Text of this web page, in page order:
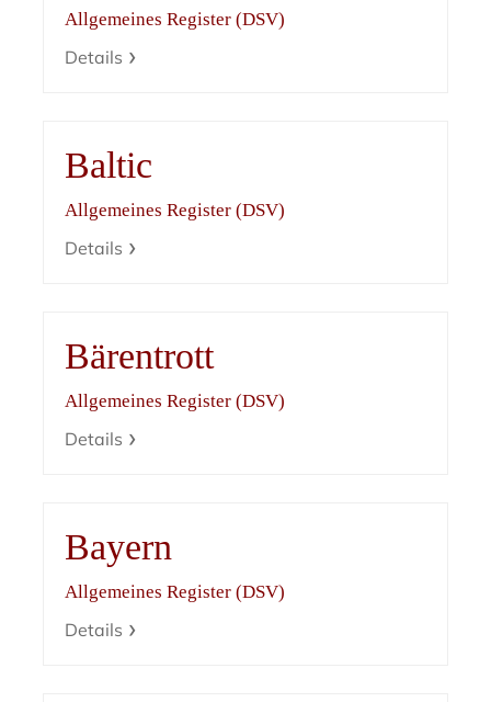
Allgemeines Register (DSV)
Details
Baltic
Allgemeines Register (DSV)
Details
Bärentrott
Allgemeines Register (DSV)
Details
Bayern
Allgemeines Register (DSV)
Details